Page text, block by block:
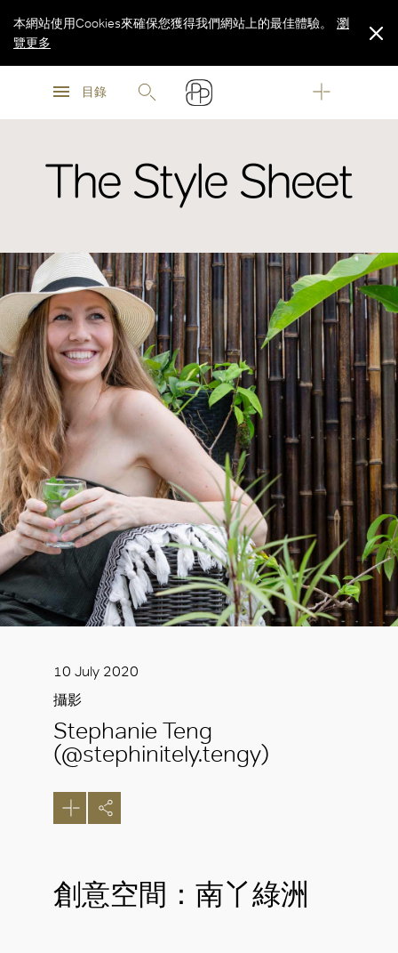
瀏
目錄
本網站使用Cookies來確保您獲得我們網站上的最佳體驗。
瀏
覽更多
The Style Sheet
10 July 2020
攝影
Stephanie Teng
(@stephinitely.tengy)
創意空間：南丫綠洲